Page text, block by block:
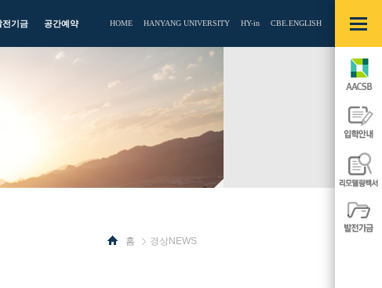
전기금 공간예약 HOME HANYANG UNIVERSITY HY-in CBE.ENGLISH
홈 경상NEWS
사이드
열기/
AACSB
입학안내
리모델링백
발전기금